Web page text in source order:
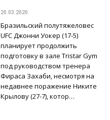
20.03.2020
Бразильский полутяжеловес
UFC Джонни Уокер (17-5)
планирует продолжить
подготовку в зале Tristar Gym
под руководством тренера
Фираса Захаби, несмотря на
недавнее поражение Никите
Крылову (27-7), котор…